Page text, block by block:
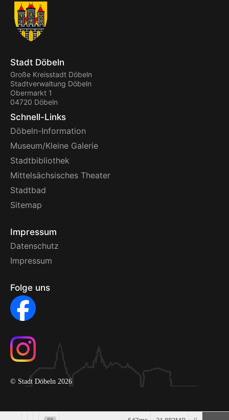
Stadt Döbeln
Große Kreisstadt Döbeln
Stadtverwaltung Döbeln
Obermarkt 1
04720 Döbeln
Schnell-Links
Döbeln-Information
Museum/Kleine Galerie
Stadtbibliothek
Mittelsächsisches Theater
Stadtbad
Sitemap
Impressum
Datenschutz
Impressum
Folge uns
© Stadt Döbeln 2026